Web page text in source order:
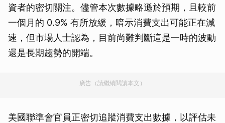
資者的密切關注。儘管本次數據略遜於預期，且較前
一個月的 0.9% 有所放緩，暗示消費支出可能正在減
速，但市場人士認為，目前尚難判斷這是一時的波動
還是長期趨勢的開端。
廣告（請繼續閱讀本文）
美國聯準會官員正密切追蹤消費支出數據，以評估未